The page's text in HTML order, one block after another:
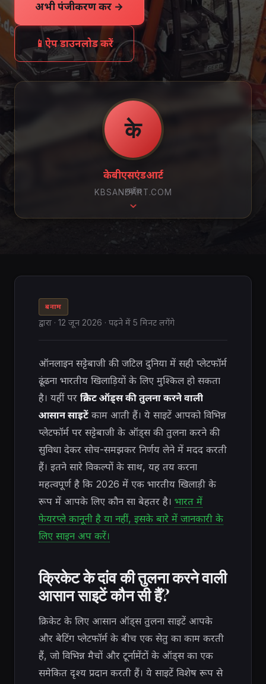
अभी पंजीकरण करें →
📱ऐप डाउनलोड करें
के
केबीएसएंडआर्ट
KBSANDART.COM
स्क्रॉल
बनाम
द्वारा · 12 जून 2026 · पढ़ने में 5 मिनट लगेंगे
ऑनलाइन सट्टेबाजी की जटिल दुनिया में सही प्लेटफॉर्म
ढूंढना भारतीय खिलाड़ियों के लिए मुश्किल हो सकता
है। यहीं पर क्रिकेट ऑड्स की तुलना करने वाली
आसान साइटें काम आती हैं। ये साइटें आपको विभिन्न
प्लेटफॉर्म पर सट्टेबाजी के ऑड्स की तुलना करने की
सुविधा देकर सोच-समझकर निर्णय लेने में मदद करती
हैं। इतने सारे विकल्पों के साथ, यह तय करना
महत्वपूर्ण है कि 2026 में एक भारतीय खिलाड़ी के
रूप में आपके लिए कौन सा बेहतर है। भारत में
फेयरप्ले कानूनी है या नहीं, इसके बारे में जानकारी के
लिए साइन अप करें।
क्रिकेट के दांव की तुलना करने वाली
आसान साइटें कौन सी हैं?
क्रिकेट के लिए आसान ऑड्स तुलना साइटें आपके
और बेटिंग प्लेटफॉर्म के बीच एक सेतु का काम करती
हैं, जो विभिन्न मैचों और टूर्नामेंटों के ऑड्स का एक
समेकित दृश्य प्रदान करती हैं। ये साइटें विशेष रूप से